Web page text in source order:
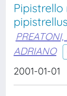
pipistrellus
ADRIANO
2001-01-01